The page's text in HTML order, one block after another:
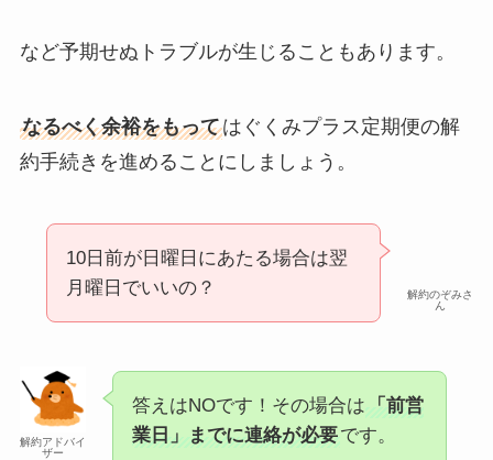
など予期せぬトラブルが生じることもあります。
なるべく余裕をもってはぐくみプラス定期便の解
約手続きを進めることにしましょう。
解約のぞみさ
ん
10日前が日曜日にあたる場合は翌
月曜日でいいの？
解約アドバイ
ザー
答えはNOです！その場合は
「前営
業日」までに連絡が必要です。